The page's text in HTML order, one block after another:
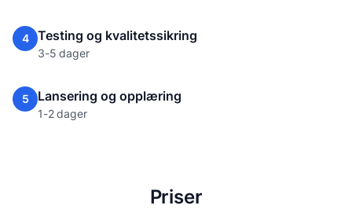
4 Testing og kvalitetssikring
3-5 dager
5 Lansering og opplæring
1-2 dager
Priser